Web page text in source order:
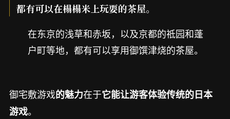
都有可以在榻榻米上玩耍的茶屋。
在东京的浅草和赤坂，以及京都的祗园和蓬
户町等地，都有可以享用御馔津烧的茶屋。
御宅敷游戏的魅力在于它能让游客体验传统的日本
游戏。